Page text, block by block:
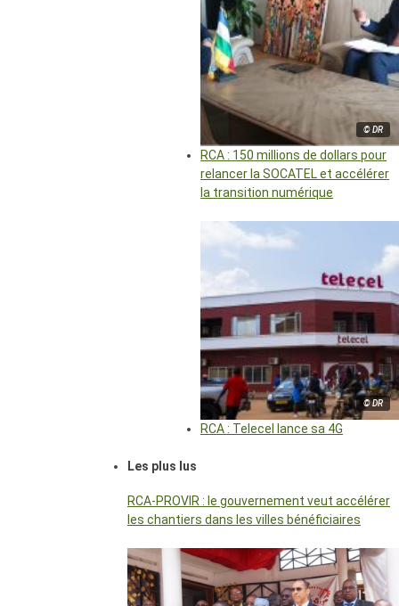
© DR
RCA : 150 millions de dollars pour
relancer la SOCATEL et accélérer
la transition numérique
© DR
RCA : Telecel lance sa 4G
Les plus lus
RCA-PROVIR : le gouvernement veut accélérer
les chantiers dans les villes bénéficiaires